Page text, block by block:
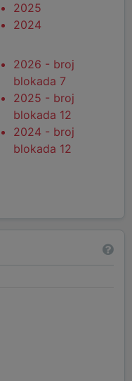
2025
2024
2026 - broj
blokada 7
2025 - broj
blokada 12
2024 - broj
blokada 12